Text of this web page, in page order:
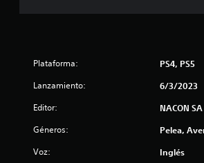
Plataforma: PS4, PS5
Lanzamiento: 6/3/2023
Editor: NACON SA
Géneros: Pelea,
Voz: Inglés